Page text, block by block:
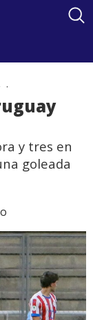
.
y tres en
goleada